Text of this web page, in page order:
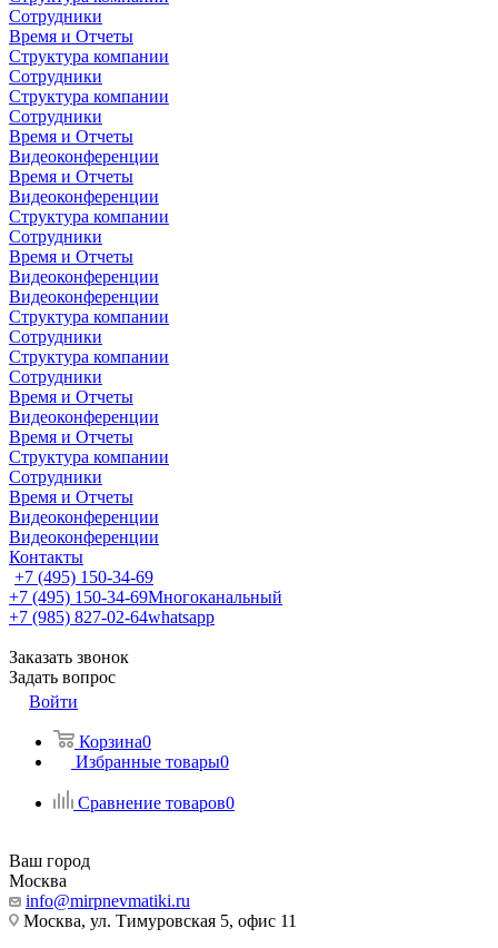
Сотрудники
Время и Отчеты
Структура компании
Сотрудники
Структура компании
Сотрудники
Время и Отчеты
Видеоконференции
Время и Отчеты
Видеоконференции
Структура компании
Сотрудники
Время и Отчеты
Видеоконференции
Видеоконференции
Структура компании
Сотрудники
Структура компании
Сотрудники
Время и Отчеты
Видеоконференции
Время и Отчеты
Структура компании
Сотрудники
Время и Отчеты
Видеоконференции
Видеоконференции
Контакты
+7 (495) 150-34-69
+7 (495) 150-34-69Многоканальный
+7 (985) 827-02-64whatsapp
Заказать звонок
Задать вопрос
Войти
Корзина0
Избранные товары0
Сравнение товаров0
Ваш город
Москва
info@mirpnevmatiki.ru
Москва, ул. Тимуровская 5, офис 11